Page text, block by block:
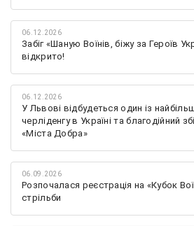
06.12.2026
Забіг «Шаную Воїнів, біжу за Героїв
відкрито!
06.12.2026
У Львові відбудеться один із
черліденгу в Україні та благодійний
«Міста Добра»
06.09.2026
Розпочалася реєстрація на «Кубок
стрільби